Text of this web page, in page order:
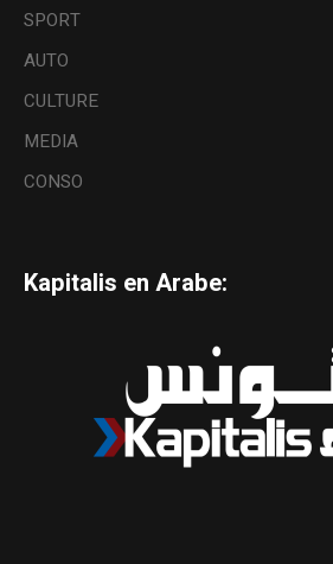
SPORT
AUTO
CULTURE
MEDIA
CONSO
Kapitalis en Arabe: